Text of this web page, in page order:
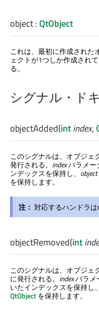
object:QtObject
これは、最初に作成された
ェクトが1つしか作成され
る。
シグナル・ド
objectAdded(intindex,
このシグナルは、オブジェ
発行される。 indexパラメー
ンデックスを保持し、 object
を保持します。
注： 対応するハンドラは
objectRemoved(int
このシグナルは、オブジェ
に発行される。 indexパラメ
いたインデックスを保持し、
QtObjectを保持します。